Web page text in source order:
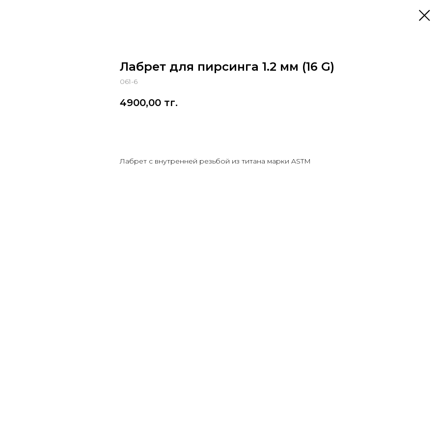
Лабрет для пирсинга 1.2 мм (16 G)
061-6
4900,00 тг.
Лабрет с внутренней резьбой из титана марки ASTM